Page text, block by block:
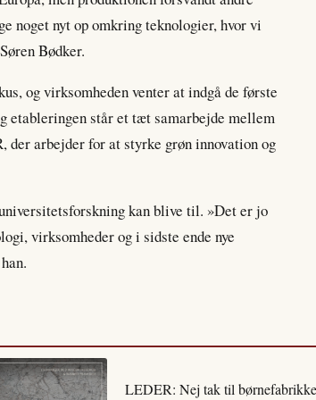
noget nyt op omkring teknologier, hvor vi
Bødker.
og virksomheden venter at indgå de første
etableringen står et tæt samarbejde mellem
der arbejder for at styrke grøn innovation og
kan blive til. »Det er jo
virksomheder og i sidste ende nye
LEDER: Nej tak til